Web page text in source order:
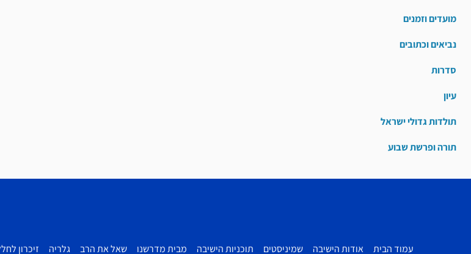
מועדים וזמנים
נביאים וכתובים
סדרות
עיון
תולדות גדולי ישראל
תורה ופרשת שבוע
עמוד הבית אודות הישיבה שמיניסטים תוכניות הישיבה מבית מדרשנו שאל את הרב גלריה זיכרון